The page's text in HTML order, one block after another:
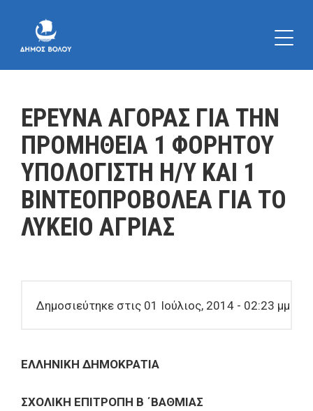
ΕΡΕΥΝΑ ΑΓΟΡΑΣ ΓΙΑ ΤΗΝ
ΠΡΟΜΗΘΕΙΑ 1 ΦΟΡΗΤΟΥ
ΥΠΟΛΟΓΙΣΤΗ Η/Υ ΚΑΙ 1
ΒΙΝΤΕΟΠΡΟΒΟΛΕΑ ΓΙΑ ΤΟ
ΛΥΚΕΙΟ ΑΓΡΙΑΣ
Δημοσιεύτηκε στις 01 Ιούλιος, 2014 - 02:23 μμ
ΕΛΛΗΝΙΚΗ ΔΗΜΟΚΡΑΤΙΑ
ΣΧΟΛΙΚΗ ΕΠΙΤΡΟΠΗ B ΄ΒΑΘΜΙΑΣ